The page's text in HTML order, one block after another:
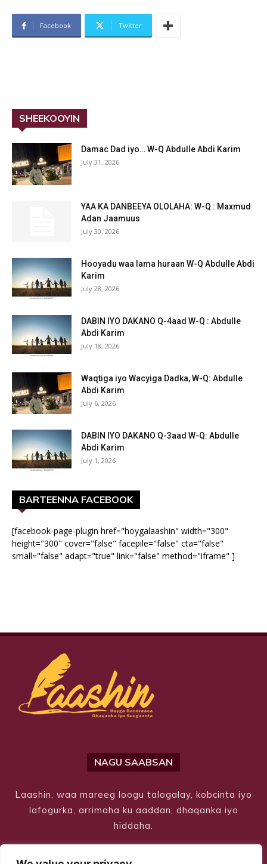
Facebook Twitter
SHEEKOOYIN
Damac Dad iyo… W-Q Abdulle Abdi Karim
July 31, 2026
YAA KA DANBEEYA OLOLAHA: W-Q : Maxmud
Adan Jaamuus
July 30, 2026
Hooyadu waa lama huraan W-Q Abdulle Abdi
Karim
July 28, 2026
DABIN IYO DAKANO Q-4aad W-Q : Abdulle
Abdi Karim
July 18, 2026
Waqtiga iyo Wacyiga Dadka, W-Q: Abdulle
Abdi Karim
July 6, 2026
DABIN IYO DAKANO Q-3aad W-Q: Abdulle
Abdi Karim
July 1, 2026
BARTEENNA FACEBOOK
[facebook-page-plugin href="hoygalaashin" width="300"
height="300" cover="false" facepile="false" cta="false"
small="false" adapt="true" link="false" method="iframe" ]
NAGU SAABSAN
Laashin, waa mareeg loogu talogalay, kobcinta iyo
lafogurka, arrimaha ku aaddan; dhaqanka iyo
hiddaha.